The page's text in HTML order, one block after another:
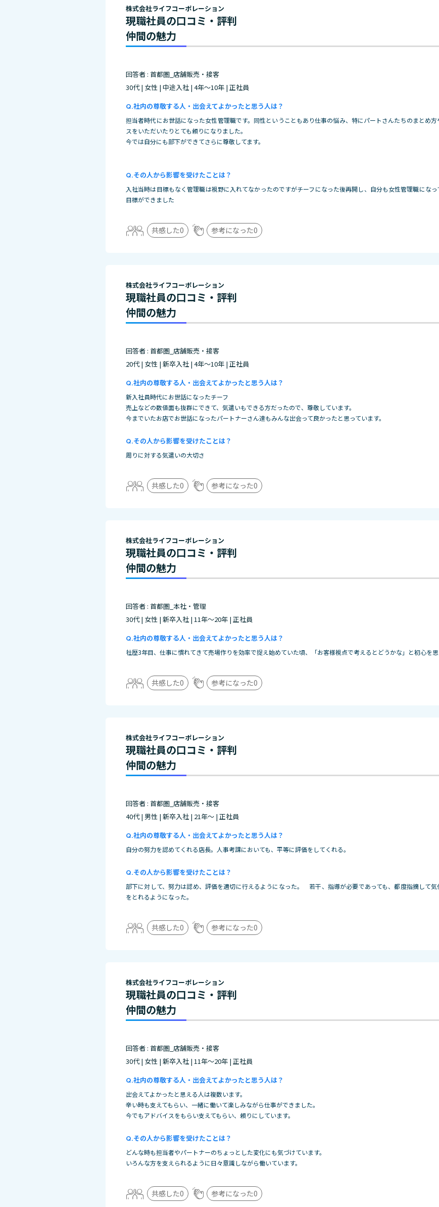
株式会社ライフコーポレーション
現職社員の口コミ・評判
仲間の魅力
回答者 : 首都圏_店舗販売・接客
30代 | 女性 | 中途入社 | 4年～10年 | 正社員
社内の尊敬する人・出会えてよかったと思う人は？
担当者時代にお世話になった女性管理職です。同性ということもあり仕事の悩み、特にパートさんたちのまとめ
スをいただいたりとても頼りになりました。
今では自分にも部下ができてさらに尊敬してます。
その人から影響を受けたことは？
入社当時は目標もなく管理職は視野に入れてなかったのですがチーフになった後再開し、自分も女性管理職にな
目標ができました
共感した0 参考になった0
株式会社ライフコーポレーション
現職社員の口コミ・評判
仲間の魅力
回答者 : 首都圏_店舗販売・接客
20代 | 女性 | 新卒入社 | 4年～10年 | 正社員
社内の尊敬する人・出会えてよかったと思う人は？
新入社員時代にお世話になったチーフ
売上などの数値面も抜群にできて、気遣いもできる方だったので、尊敬しています。
今までいたお店でお世話になったパートナーさん達もみんな出会って良かったと思っています。
その人から影響を受けたことは？
周りに対する気遣いの大切さ
共感した0 参考になった0
株式会社ライフコーポレーション
現職社員の口コミ・評判
仲間の魅力
回答者 : 首都圏_本社・管理
30代 | 女性 | 新卒入社 | 11年～20年 | 正社員
社内の尊敬する人・出会えてよかったと思う人は？
社歴3年目、仕事に慣れてきて売場作りを効率で捉え始めていた頃、「お客様視点で考えるとどうかな」と初心を
共感した0 参考になった0
株式会社ライフコーポレーション
現職社員の口コミ・評判
仲間の魅力
回答者 : 首都圏_店舗販売・接客
40代 | 男性 | 新卒入社 | 21年～ | 正社員
社内の尊敬する人・出会えてよかったと思う人は？
自分の努力を認めてくれる店長。人事考課においても、平等に評価をしてくれる。
その人から影響を受けたことは？
部下に対して、努力は認め、評価を適切に行えるようになった。 若干、指導が必要であっても、都度指摘して
をとれるようになった。
共感した0 参考になった0
株式会社ライフコーポレーション
現職社員の口コミ・評判
仲間の魅力
回答者 : 首都圏_店舗販売・接客
30代 | 女性 | 新卒入社 | 11年～20年 | 正社員
社内の尊敬する人・出会えてよかったと思う人は？
出会えてよかったと思える人は複数います。
辛い時も支えてもらい、一緒に働いて楽しみながら仕事ができました。
今でもアドバイスをもらい支えてもらい、頼りにしています。
その人から影響を受けたことは？
どんな時も担当者やパートナーのちょっとした変化にも気づけています。
いろんな方を支えられるように日々意識しながら働いています。
共感した0 参考になった0